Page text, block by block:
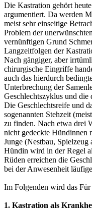
Die Kastration gehört
argumentiert. Da werden
meist sehr einseitige
Problem der
vernünftigen Grund
Langzeitfolgen der
Nach gängiger, aber
chirurgische Eingriffe
auch das hierdurch
Unterbrechung der
Geschlechtszyklus und die
Die Geschlechtsreife und
sogenannten Stehzeit
zu finden. Nach etwa drei
nicht gedeckte Hündinnen
Junge (Nestbau,
Hündin wird in der Regel
Rüden erreichen die
bei der Anwesenheit
Im Folgenden wird das
1. Kastration als